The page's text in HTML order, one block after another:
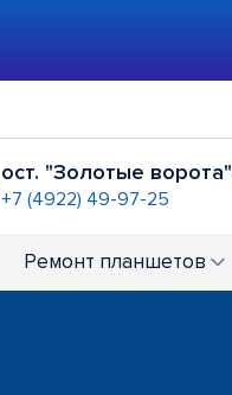
ост. "Золотые ворота"
+7 (4922) 49-97-25
Ремонт планшетов